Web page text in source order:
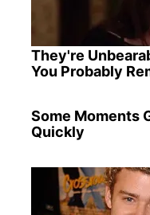
They're
You Probably
Some Moments
Quickly